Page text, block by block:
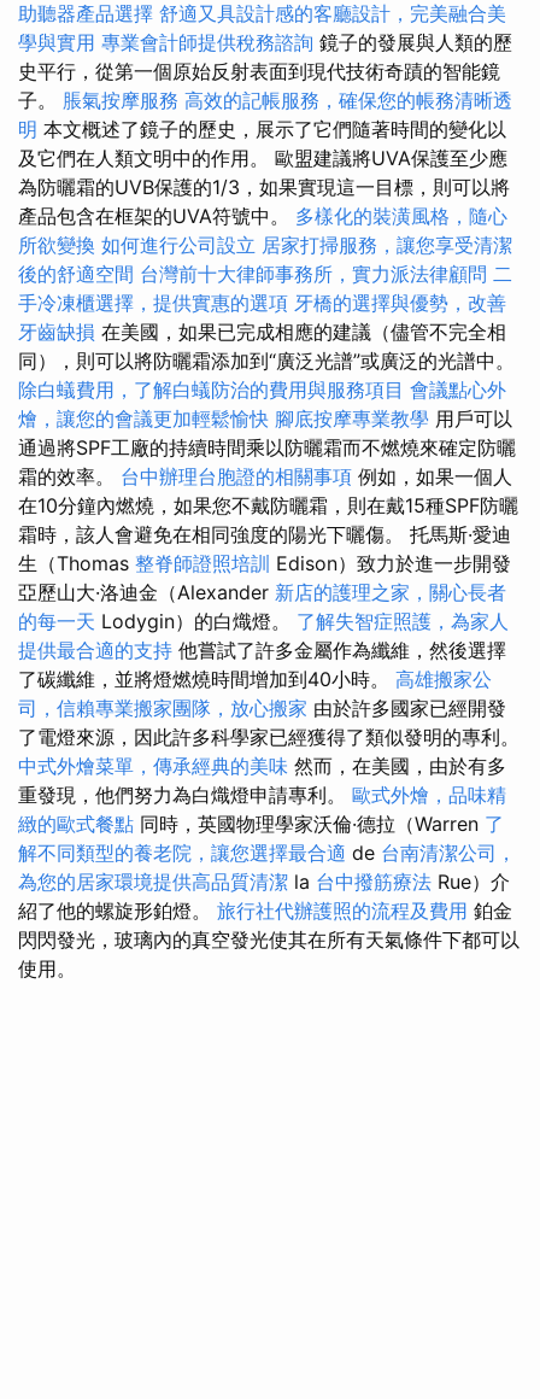
助聽器產品選擇 舒適又具設計感的客廳設計，完美融合美
學與實用 專業會計師提供稅務諮詢 鏡子的發展與人類的歷
史平行，從第一個原始反射表面到現代技術奇蹟的智能鏡
子。 脹氣按摩服務 高效的記帳服務，確保您的帳務清晰透
明 本文概述了鏡子的歷史，展示了它們隨著時間的變化以
及它們在人類文明中的作用。 歐盟建議將UVA保護至少應
為防曬霜的UVB保護的1/3，如果實現這一目標，則可以將
產品包含在框架的UVA符號中。 多樣化的裝潢風格，隨心
所欲變換 如何進行公司設立 居家打掃服務，讓您享受清潔
後的舒適空間 台灣前十大律師事務所，實力派法律顧問 二
手冷凍櫃選擇，提供實惠的選項 牙橋的選擇與優勢，改善
牙齒缺損 在美國，如果已完成相應的建議（儘管不完全相
同），則可以將防曬霜添加到“廣泛光譜”或廣泛的光譜中。
除白蟻費用，了解白蟻防治的費用與服務項目 會議點心外
燴，讓您的會議更加輕鬆愉快 腳底按摩專業教學 用戶可以
通過將SPF工廠的持續時間乘以防曬霜而不燃燒來確定防曬
霜的效率。 台中辦理台胞證的相關事項 例如，如果一個人
在10分鐘內燃燒，如果您不戴防曬霜，則在戴15種SPF防曬
霜時，該人會避免在相同強度的陽光下曬傷。 托馬斯·愛迪
生（Thomas 整脊師證照培訓 Edison）致力於進一步開發
亞歷山大·洛迪金（Alexander 新店的護理之家，關心長者
的每一天 Lodygin）的白熾燈。 了解失智症照護，為家人
提供最合適的支持 他嘗試了許多金屬作為纖維，然後選擇
了碳纖維，並將燈燃燒時間增加到40小時。 高雄搬家公
司，信賴專業搬家團隊，放心搬家 由於許多國家已經開發
了電燈來源，因此許多科學家已經獲得了類似發明的專利。
中式外燴菜單，傳承經典的美味 然而，在美國，由於有多
重發現，他們努力為白熾燈申請專利。 歐式外燴，品味精
緻的歐式餐點 同時，英國物理學家沃倫·德拉（Warren 了
解不同類型的養老院，讓您選擇最合適 de 台南清潔公司，
為您的居家環境提供高品質清潔 la 台中撥筋療法 Rue）介
紹了他的螺旋形鉑燈。 旅行社代辦護照的流程及費用 鉑金
閃閃發光，玻璃內的真空發光使其在所有天氣條件下都可以
使用。